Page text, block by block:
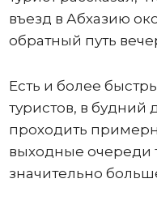
въезд в Абхазию
обратный путь
Есть и более
туристов, в будний
проходить
выходные очереди
значительно